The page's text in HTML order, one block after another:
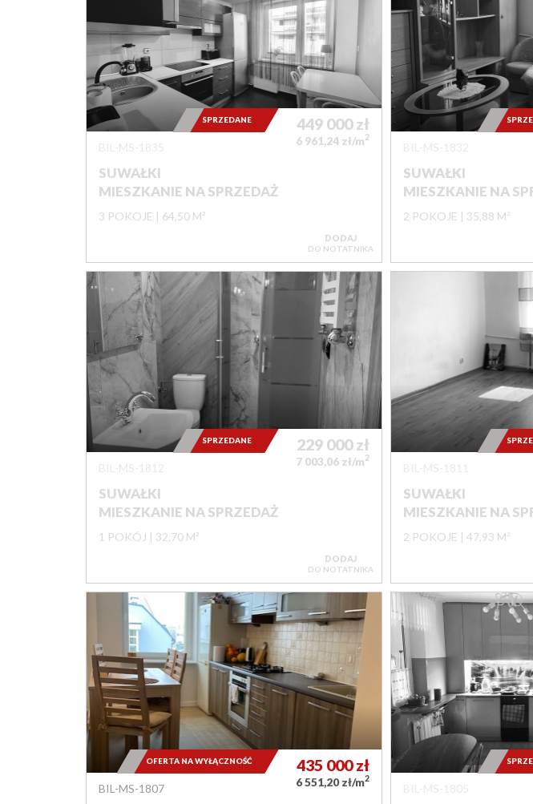
SUWAŁKI
MIESZKANIE NA SPRZEDAŻ
3 POKOJE 64,50 M²
449 000zł
6 961,24 zł/m2
SPRZEDANE
DODAJ
DO NOTATNIKA
SUWAŁKI
MIESZKANIE NA
2 POKOJE 35,88 M²
SUWAŁKI
MIESZKANIE NA SPRZEDAŻ
1 POKÓJ 32,70 M²
229 000zł
7 003,06 zł/m2
SPRZEDANE
DODAJ
DO NOTATNIKA
SUWAŁKI
MIESZKANIE NA
2 POKOJE 47,93 M²
BIL-MS-1807
435 000zł
6 551,20 zł/m2
OFERTA NA WYŁĄCZNOŚĆ